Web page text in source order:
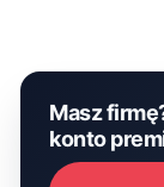
Masz
konto